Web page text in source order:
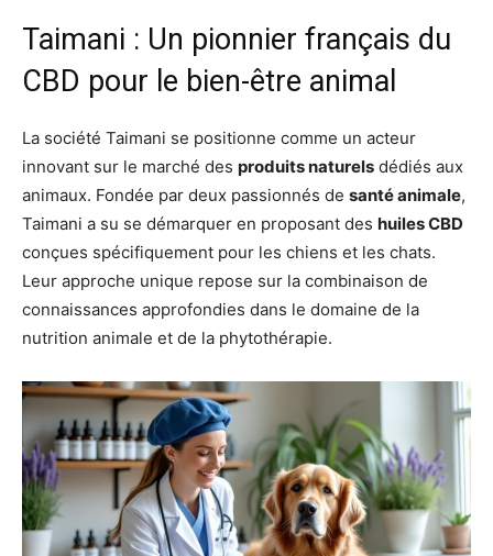
Taimani : Un pionnier français du
CBD pour le bien-être animal
La société Taimani se positionne comme un acteur
innovant sur le marché des produits naturels dédiés aux
animaux. Fondée par deux passionnés de santé animale,
Taimani a su se démarquer en proposant des huiles CBD
conçues spécifiquement pour les chiens et les chats.
Leur approche unique repose sur la combinaison de
connaissances approfondies dans le domaine de la
nutrition animale et de la phytothérapie.